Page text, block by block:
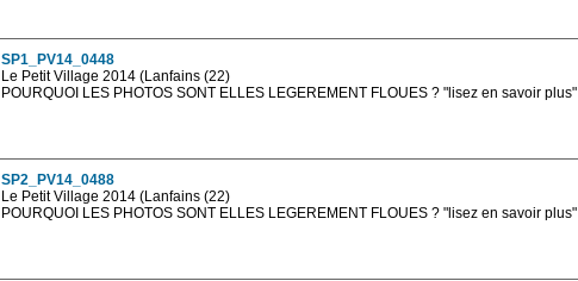
SP1_PV14_0448
Le Petit Village 2014 (Lanfains (22)
POURQUOI LES PHOTOS SONT ELLES LEGEREMENT FLOUES ? "lisez en savoir plus"
SP2_PV14_0488
Le Petit Village 2014 (Lanfains (22)
POURQUOI LES PHOTOS SONT ELLES LEGEREMENT FLOUES ? "lisez en savoir plus"